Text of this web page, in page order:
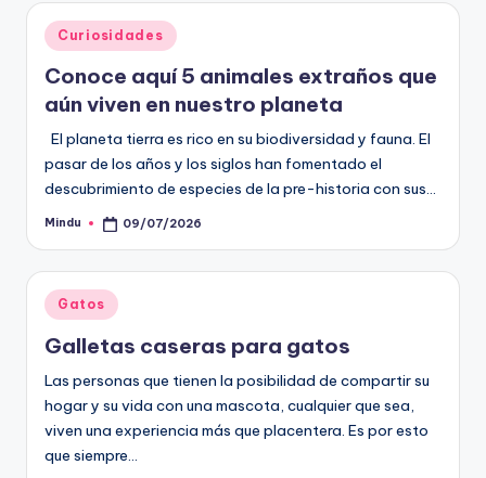
Publicado
en
Curiosidades
Conoce aquí 5 animales extraños que
aún viven en nuestro planeta
El planeta tierra es rico en su biodiversidad y fauna. El
pasar de los años y los siglos han fomentado el
descubrimiento de especies de la pre-historia con sus…
Publicado
Mindu 09/07/2026
Publicado
en
Gatos
Galletas caseras para gatos
Las personas que tienen la posibilidad de compartir su
hogar y su vida con una mascota, cualquier que sea,
viven una experiencia más que placentera. Es por esto
que siempre…